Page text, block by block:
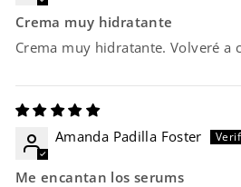
Crema muy hidratante
Crema muy hidratante. Volveré a
Amanda Padilla Foster
Me encantan los serums